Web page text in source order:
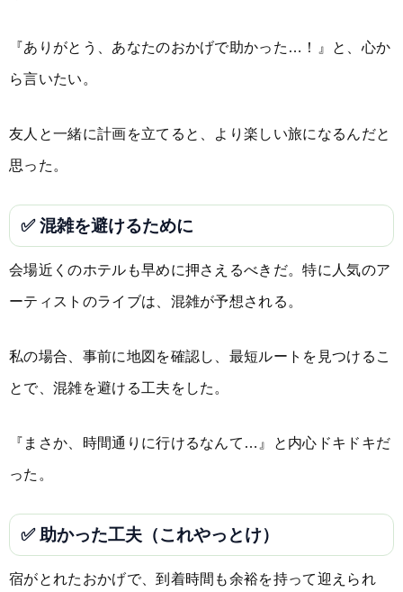
『ありがとう、あなたのおかげで助かった…！』と、心か
ら言いたい。
友人と一緒に計画を立てると、より楽しい旅になるんだと
思った。
✅ 混雑を避けるために
会場近くのホテルも早めに押さえるべきだ。特に人気のア
ーティストのライブは、混雑が予想される。
私の場合、事前に地図を確認し、最短ルートを見つけるこ
とで、混雑を避ける工夫をした。
『まさか、時間通りに行けるなんて…』と内心ドキドキだ
った。
✅ 助かった工夫（これやっとけ）
宿がとれたおかげで、到着時間も余裕を持って迎えられ